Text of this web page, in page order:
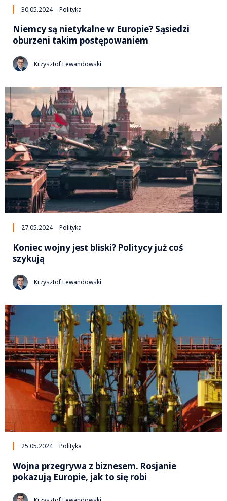
30.05.2024 Polityka
Niemcy są nietykalne w Europie? Sąsiedzi
oburzeni takim postępowaniem
Krzysztof Lewandowski
27.05.2024 Polityka
Koniec wojny jest bliski? Politycy już coś
szykują
Krzysztof Lewandowski
25.05.2024 Polityka
Wojna przegrywa z biznesem. Rosjanie
pokazują Europie, jak to się robi